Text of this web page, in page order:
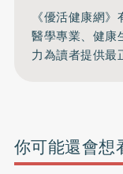
《優活健康網
醫學專業、健康
力為讀者提供最
你可能還會想